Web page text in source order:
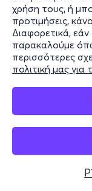
χρήση τους, ή
προτιμήσεις,
Διαφορετικά,
παρακαλούμε
περισσότερες
πολιτική μας για